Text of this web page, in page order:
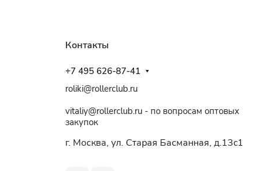
Контакты
+7 495 626-87-41
roliki@rollerclub.ru
vitaliy@rollerclub.ru - по вопросам оптовых
закупок
г. Москва, ул. Старая Басманная, д.13c1